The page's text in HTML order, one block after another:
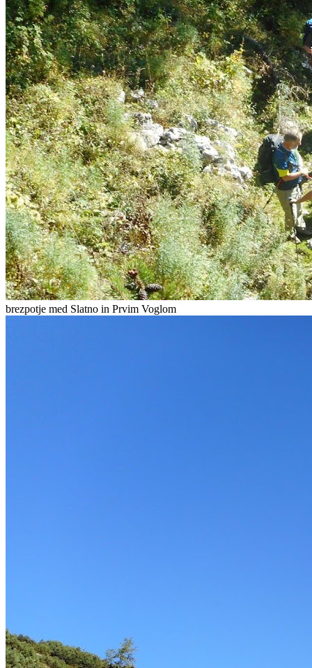
brezpotje med Slatno in Prvim Voglom